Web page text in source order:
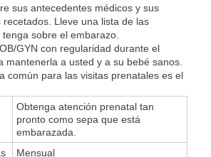
sus antecedentes médicos y sus
recetados. Lleve una lista de las
sobre el embarazo.
GYN con regularidad durante el
mantenerla a usted y a su bebé sanos.
común para las visitas prenatales es el
Obtenga atención prenatal tan
pronto como sepa que está
embarazada.
Mensual